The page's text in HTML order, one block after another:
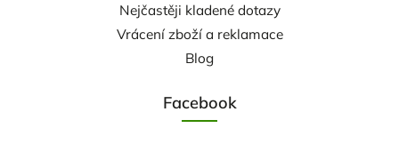
Nejčastěji kladené dotazy
Vrácení zboží a reklamace
Blog
Facebook